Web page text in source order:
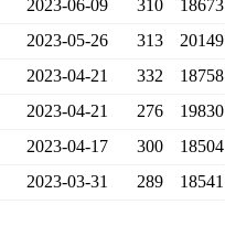
2023-06-09 310
18673
2023-05-26 313
20149
2023-04-21 332
18758
2023-04-21 276
19830
2023-04-17 300
18504
2023-03-31 289 18541